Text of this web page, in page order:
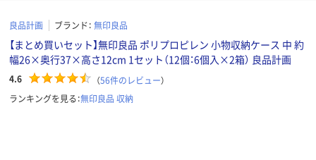
良品計画 ブランド： 無印良品
【まとめ買いセット】無印良品 ポリプロピレン 小物収納ケース 中 約
幅26×奥行37×高さ12cm 1セット（12個：6個入×2箱） 良品計画
4.6 （56件のレビュー）
ランキングを見る：無印良品 収納